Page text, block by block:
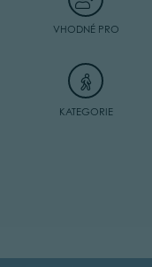
VHODNÉ PRO
KATEGORIE